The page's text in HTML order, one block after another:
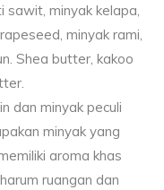
sawit, minyak kelapa,
minyak rami,
Shea butter, kakoo
dan minyak peculi
minyak yang
aroma khas
ruangan dan